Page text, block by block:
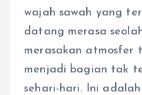
wajah sawah yang
datang merasa
merasakan atmosfer
menjadi bagian tak
sehari-hari. Ini